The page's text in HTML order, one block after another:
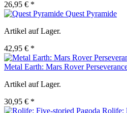
26,95 € *
Quest Pyramide
Artikel auf Lager.
42,95 € *
Metal Earth: Mars Rover
Artikel auf Lager.
30,95 € *
Rolife: